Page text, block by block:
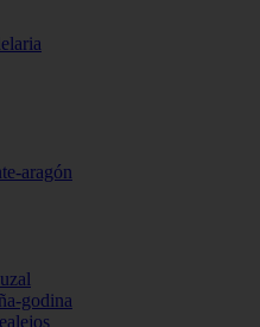
aragón
godina